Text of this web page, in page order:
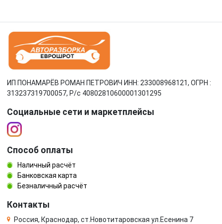
ИП ПОНАМАРЁВ РОМАН ПЕТРОВИЧ ИНН: 233008968121, ОГРН :
313237319700057, Р/c 40802810600001301295
Социальные сети и маркетплейсы
Способ оплаты
Наличный расчёт
Банковская карта
Безналичный расчёт
Контакты
Россия, Краснодар, ст.Новотитаровская ул.Есенина 7